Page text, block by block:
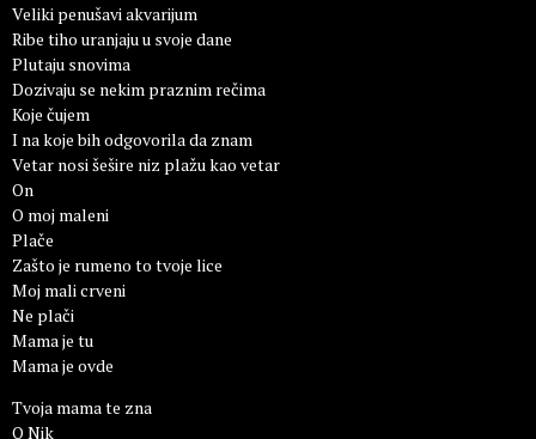
Veliki penušavi akvarijum
Ribe tiho uranjaju u svoje dane
Plutaju snovima
Dozivaju se nekim praznim rečima
Koje čujem
I na koje bih odgovorila da znam
Vetar nosi šešire niz plažu kao vetar
On
O moj maleni
Plače
Zašto je rumeno to tvoje lice
Moj mali crveni
Ne plači
Mama je tu
Mama je ovde
Tvoja mama te zna
O Nik